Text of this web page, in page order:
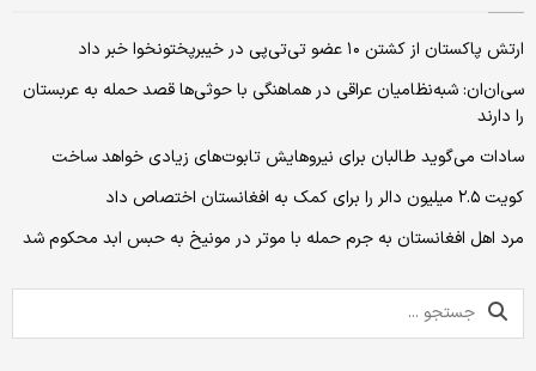
ارتش پاکستان از کشتن ۱۰ عضو تی‌تی‌پی در خیبرپختونخوا خبر داد
سی‌ان‌ان: شبه‌نظامیان عراقی در هماهنگی با حوثی‌ها قصد حمله به عربستان
را دارند
سادات می‌گوید طالبان برای نیروهایش تابوت‌های زیادی خواهد ساخت
کویت ۲.۵ میلیون دالر را برای کمک به افغانستان اختصاص داد
مرد اهل افغانستان به جرم حمله‌ با موتر در مونیخ به حبس ابد محکوم شد